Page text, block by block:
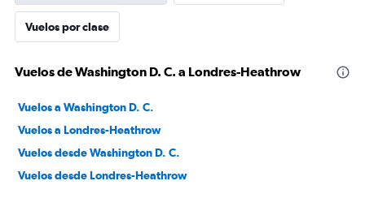
Vuelos por clase
Vuelos de Washington D. C. a Londres-Heathrow
Vuelos a Washington D. C.
Vuelos a Londres-Heathrow
Vuelos desde Washington D. C.
Vuelos desde Londres-Heathrow